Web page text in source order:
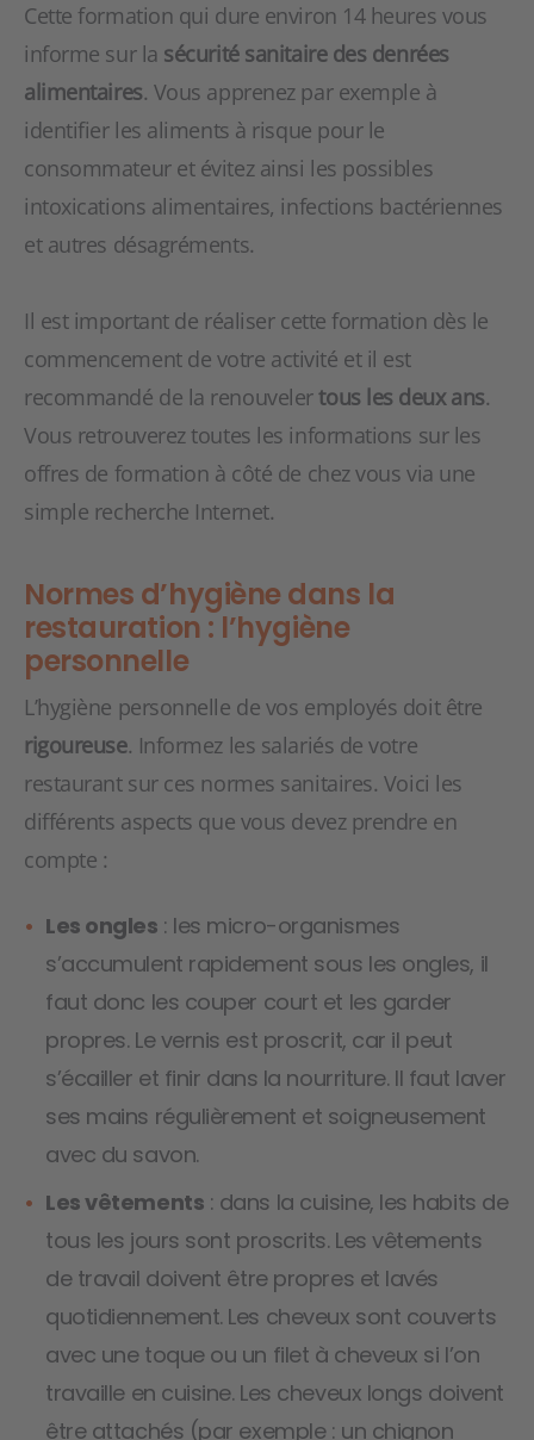
Cette formation qui dure environ 14 heures vous
informe sur la sécurité sanitaire des denrées
alimentaires. Vous apprenez par exemple à
identifier les aliments à risque pour le
consommateur et évitez ainsi les possibles
intoxications alimentaires, infections bactériennes
et autres désagréments.
Il est important de réaliser cette formation dès le
commencement de votre activité et il est
recommandé de la renouvelertous les deux ans.
Vous retrouverez toutes les informations sur les
offres de formation à côté de chez vous via une
simple recherche Internet.
Normes d’hygiène dans la
restauration : l’hygiène
personnelle
L’hygiène personnelle de vos employés doit être
rigoureuse. Informez les salariés de votre
restaurant sur ces normes sanitaires. Voici les
différents aspects que vous devez prendre en
compte :
Les ongles : les micro-organismes
s’accumulent rapidement sous les ongles, il
faut donc les couper court et les garder
propres. Le vernis est proscrit, car il peut
s’écailler et finir dans la nourriture. Il faut laver
ses mains régulièrement et soigneusement
avec du savon.
Les vêtements : dans la cuisine, les habits de
tous les jours sont proscrits. Les vêtements
de travail doivent être propres et lavés
quotidiennement. Les cheveux sont couverts
avec une toque ou un filet à cheveux si l’on
travaille en cuisine. Les cheveux longs doivent
être attachés (par exemple : un chignon